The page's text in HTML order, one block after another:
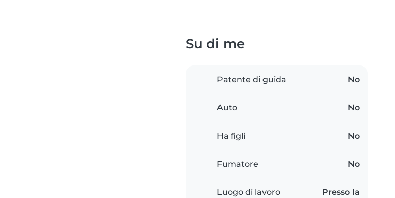
Su di me
Patente di guida No
Auto No
Ha figli No
Fumatore No
Luogo di lavoro
Presso la